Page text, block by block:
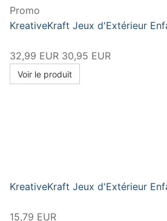
Promo
KreativeKraft Jeux d'Extérieur
32,99 EUR 30,95 EUR
Voir le produit
KreativeKraft Jeux d'Extérieur
15,79 EUR